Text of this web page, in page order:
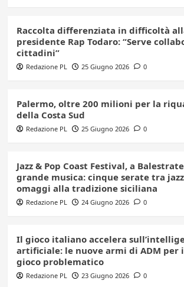
Raccolta differenziata in difficoltà
presidente Rap Todaro: “Serve
cittadini”
Redazione PL 25 Giugno 2026 0
Palermo, oltre 200 milioni per la
della Costa Sud
Redazione PL 25 Giugno 2026 0
Jazz & Pop Coast Festival, a
grande musica: cinque serate tra
omaggi alla tradizione siciliana
Redazione PL 24 Giugno 2026 0
Il gioco italiano accelera
artificiale: le nuove armi di ADM per
gioco problematico
Redazione PL 23 Giugno 2026 0